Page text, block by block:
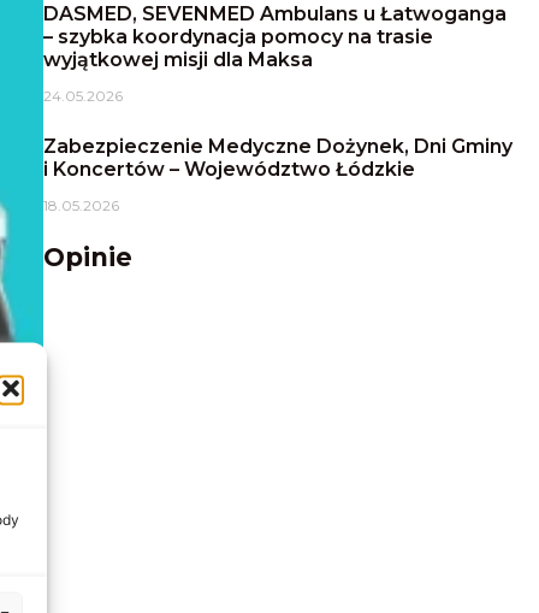
DASMED, SEVENMED Ambulans u Łatwoganga
– szybka koordynacja pomocy na trasie
wyjątkowej misji dla Maksa
24.05.2026
Zabezpieczenie Medyczne Dożynek, Dni Gminy
i Koncertów – Województwo Łódzkie
18.05.2026
Opinie